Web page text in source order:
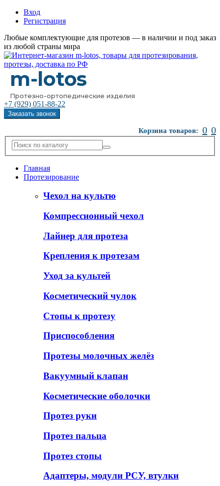
Вход
Регистрация
Любые комплектующие для протезов — в наличии и под заказ
из любой страны мира
m-lotos
Протезно-ортопедические изделия
+7 (929) 051-88-22
Заказать звонок
Корзина товаров: 0 0
Главная
Протезирование
Чехол на культю
Компрессионный чехол
Лайнер для протеза
Крепления к протезам
Уход за культей
Косметический чулок
Стопы к протезу
Приспособления
Протезы молочных желёз
Вакуумный клапан
Косметические оболочки
Протез руки
Протез пальца
Протез стопы
Адаптеры, модули РСУ, втулки